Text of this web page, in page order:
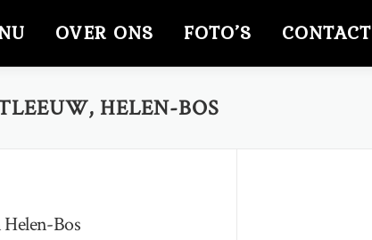
OVER ONS FOTO’S CONTACT
HELEN-BOS
Helen-Bos